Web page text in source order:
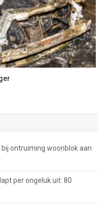
ontruiming woonblok aan
per ongeluk uit: 80